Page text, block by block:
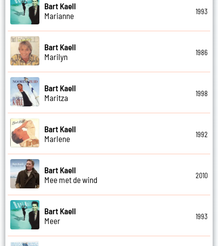
Bart Kaell
Marianne
1993
Bart Kaell
Marilyn
1986
Bart Kaell
Maritza
1998
Bart Kaell
Marlene
1992
Bart Kaell
Mee met de wind
2010
Bart Kaell
Meer
1993